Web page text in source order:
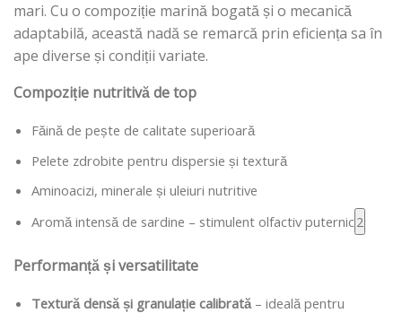
mari. Cu o compoziție marină bogată și o mecanică
adaptabilă, această nadă se remarcă prin eficiența sa în
ape diverse și condiții variate.
Compoziție nutritivă de top
Făină de pește de calitate superioară
Pelete zdrobite pentru dispersie și textură
Aminoacizi, minerale și uleiuri nutritive
Aromă intensă de sardine – stimulent olfactiv puternic2
Performanță și versatilitate
Textură densă și granulație calibrată – ideală pentru